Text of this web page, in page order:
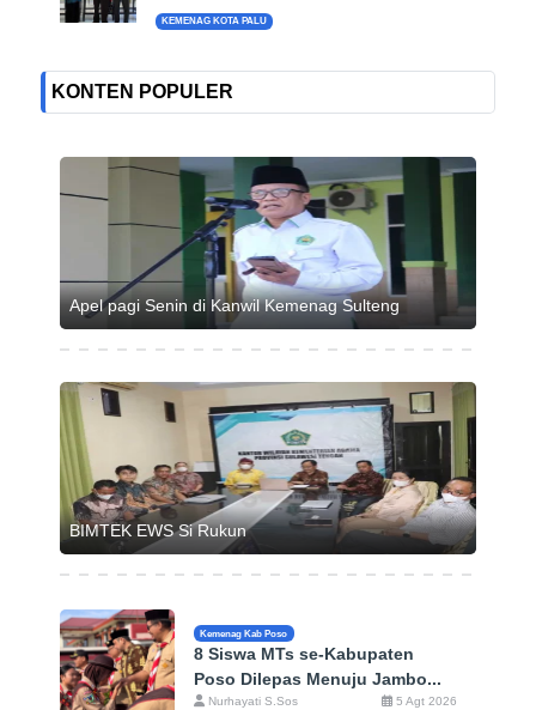
KEMENAG KOTA PALU
KONTEN POPULER
Apel pagi Senin di Kanwil Kemenag Sulteng
BIMTEK EWS Si Rukun
Kemenag Kab Poso
8 Siswa MTs se-Kabupaten
Poso Dilepas Menuju Jambo...
Nurhayati S.Sos 5 Agt 2026